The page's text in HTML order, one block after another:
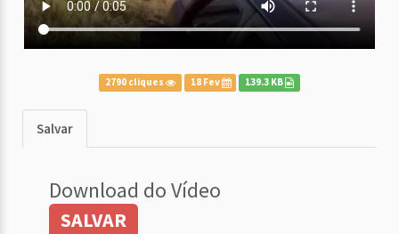
2790 cliques 18 Fev 139.3 KB
Salvar
Download do Vídeo
SALVAR